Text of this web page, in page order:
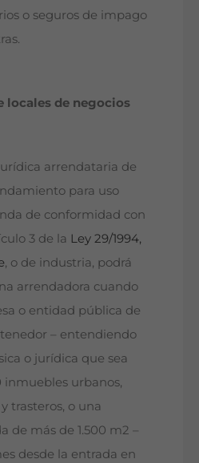
o seguros de impago
locales de negocios
arrendataria de
para uso
de conformidad con
3 de la Ley 29/1994,
, o de industria, podrá
arrendadora cuando
o entidad pública de
– entendiendo
o jurídica que sea
inmuebles urbanos,
trasteros, o una
de más de 1.500 m2 –
desde la entrada en